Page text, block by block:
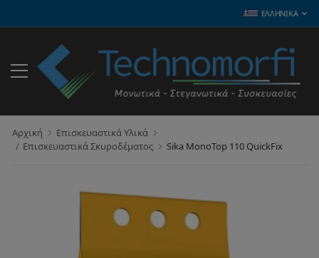
ΕΛΛΗΝΙΚΆ
Αρχική
Επισκευαστικά Υλικά
Επισκευαστικά Σκυροδέματος
Sika MonoTop 110 QuickFix